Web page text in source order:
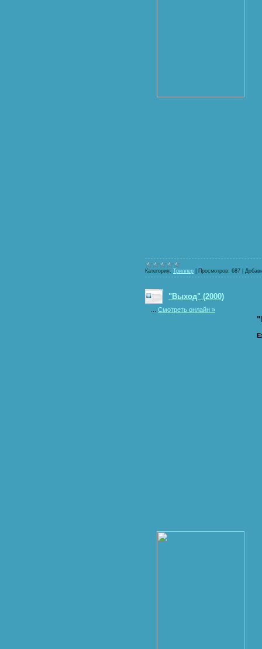
Категория: Триллер Просмотров: 687
"Выход" (2000)
Смотреть онлайн »